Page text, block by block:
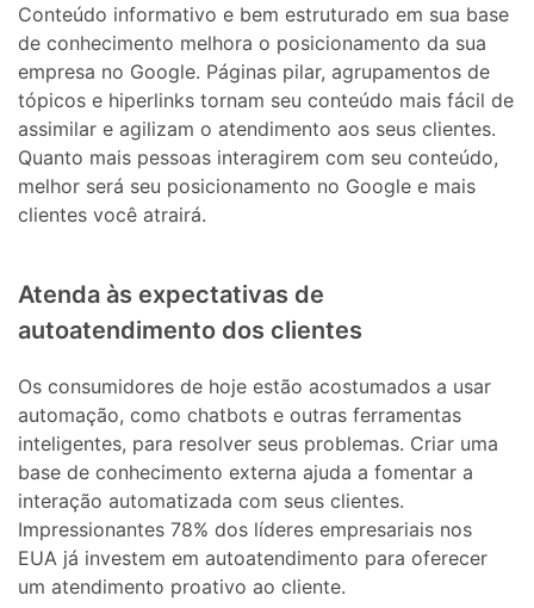
Conteúdo informativo e bem estruturado em sua base
de conhecimento melhora o posicionamento da sua
empresa no Google. Páginas pilar, agrupamentos de
tópicos e hiperlinks tornam seu conteúdo mais fácil de
assimilar e agilizam o atendimento aos seus clientes.
Quanto mais pessoas interagirem com seu conteúdo,
melhor será seu posicionamento no Google e mais
clientes você atrairá.
Atenda às expectativas de
autoatendimento dos clientes
Os consumidores de hoje estão acostumados a usar
automação, como chatbots e outras ferramentas
inteligentes, para resolver seus problemas. Criar uma
base de conhecimento externa ajuda a fomentar a
interação automatizada com seus clientes.
Impressionantes 78% dos líderes empresariais nos
EUA já investem em autoatendimento para oferecer
um atendimento proativo ao cliente.